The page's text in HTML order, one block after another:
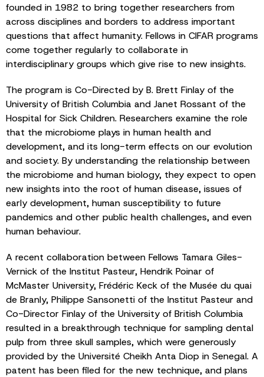
founded in 1982 to bring together researchers from
across disciplines and borders to address important
questions that affect humanity. Fellows in CIFAR programs
come together regularly to collaborate in
interdisciplinary groups which give rise to new insights.
The program is Co-Directed by B. Brett Finlay of the
University of British Columbia and Janet Rossant of the
Hospital for Sick Children. Researchers examine the role
that the microbiome plays in human health and
development, and its long-term effects on our evolution
and society. By understanding the relationship between
the microbiome and human biology, they expect to open
new insights into the root of human disease, issues of
early development, human susceptibility to future
pandemics and other public health challenges, and even
human behaviour.
A recent collaboration between Fellows Tamara Giles-
Vernick of the Institut Pasteur, Hendrik Poinar of
McMaster University, Frédéric Keck of the Musée du quai
de Branly, Philippe Sansonetti of the Institut Pasteur and
Co-Director Finlay of the University of British Columbia
resulted in a breakthrough technique for sampling dental
pulp from three skull samples, which were generously
provided by the Université Cheikh Anta Diop in Senegal. A
patent has been filed for the new technique, and plans